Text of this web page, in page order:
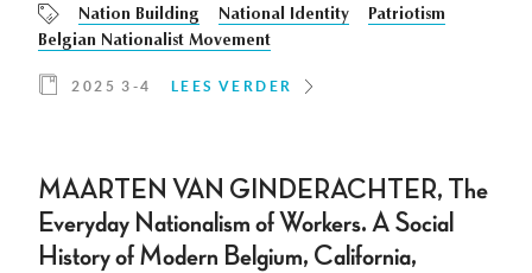
Nation Building National Identity
Patriotism
Belgian Nationalist Movement
2025 3-4 LEES VERDER
MAARTEN VAN GINDERACHTER, The
Everyday Nationalism of Workers. A Social
History of Modern Belgium, California,